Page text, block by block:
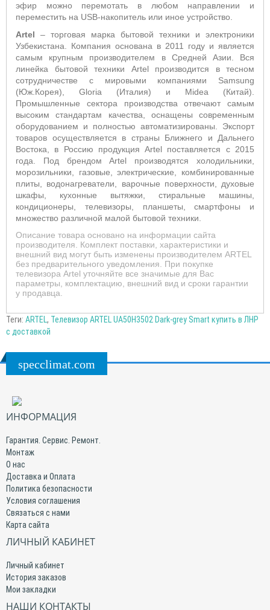
эфир можно перемотать в любом направлении и
переместить на USB-накопитель или иное устройство.
Artel – торговая марка бытовой техники и электроники
Узбекистана. Компания основана в 2011 году и является
самым крупным производителем в Средней Азии. Вся
линейка бытовой техники Artel производится в тесном
сотрудничестве с мировыми компаниями Samsung
(Юж.Корея), Gloria (Италия) и Midea (Китай).
Промышленные сектора производства отвечают самым
высоким стандартам качества, оснащены современным
оборудованием и полностью автоматизированы. Экспорт
товаров осуществляется в страны Ближнего и Дальнего
Востока, в Россию продукция Artel поставляется с 2015
года. Под брендом Artel производятся холодильники,
морозильники, газовые, электрические, комбинированные
плиты, водонагреватели, варочные поверхности, духовые
шкафы, кухонные вытяжки, стиральные машины,
кондиционеры, телевизоры, планшеты, смартфоны и
множество различной малой бытовой техники.
Описание товара основано на информации сайта
производителя. Комплект поставки, характеристики и
внешний вид могут быть изменены производителем ARTEL
без предварительного уведомления. При покупке
телевизора Artel уточняйте все значимые для Вас
параметры, комплектацию, внешний вид и сроки гарантии
у продавца.
Теги: ARTEL, Телевизор ARTEL UA50H3502 Dark-grey Smart купить в ЛНР
с доставкой
specclimat.com
ИНФОРМАЦИЯ
Гарантия. Сервис. Ремонт.
Монтаж
О нас
Доставка и Оплата
Политика безопасности
Условия соглашения
Связаться с нами
Карта сайта
ЛИЧНЫЙ КАБИНЕТ
Личный кабинет
История заказов
Мои закладки
НАШИ КОНТАКТЫ